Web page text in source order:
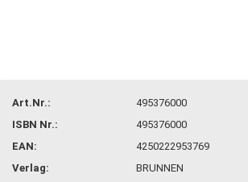
Art.Nr.:
495376000
ISBN Nr.:
495376000
EAN:
4250222953769
Verlag:
BRUNNEN